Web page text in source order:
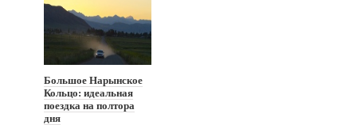
Большое Нарынское
Кольцо: идеальная
поездка на полтора
дня